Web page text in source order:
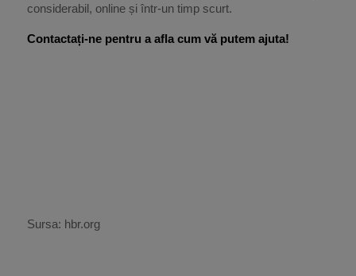
considerabil, online și într-un timp scurt.
Contactați-ne pentru a afla cum vă putem ajuta!
Sursa: hbr.org